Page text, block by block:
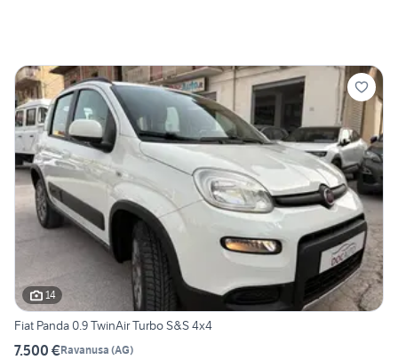
14
Fiat Panda 0.9 TwinAir Turbo S&S 4x4
7.500 €Ravanusa (AG)